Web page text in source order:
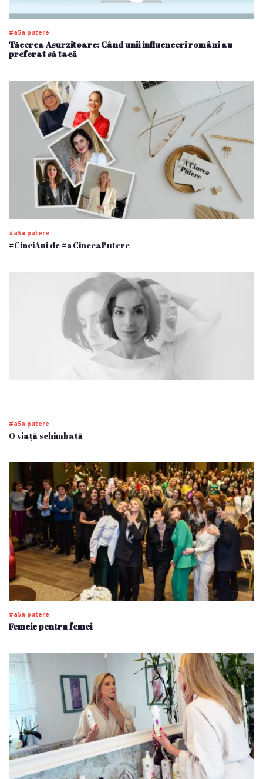
#a5a putere
Tăcerea Asurzitoare: Când unii influenceri români au
preferat să tacă
#a5a putere
#CinciAni de #aCinceaPutere
#a5a putere
O viață schimbată
#a5a putere
Femeie pentru femei